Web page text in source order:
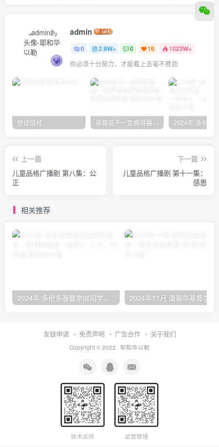
admin
0 2.9W+ 0 16 1023W+
你必须十分努力，才能看上去毫不费劲
使徒信经 基督徒不一定病得醫治？寇紹恩牧師談基督徒的醫治與盼望
上一篇
儿童品格广播剧 第八集：公
正
下一篇
儿童品格广播剧 第十一集：
感恩
相关推荐
2024年 多伦多基督学房同学聚会：有福的教会（帖后1：1-5） 刘志雄
友链申请 免责声明 广告合作 关于我们
Copyright © 2022 · 耶和华以勒
技术支持 运营管理